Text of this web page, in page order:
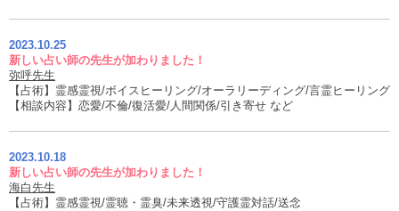
2023.10.25
新しい占い師の先生が加わりました！
弥呼先生
【占術】霊感霊視/ボイスヒーリング/オーラリーディング/言霊ヒーリング
【相談内容】恋愛/不倫/復活愛/人間関係/引き寄せ など
2023.10.18
新しい占い師の先生が加わりました！
海白先生
【占術】霊感霊視/霊聴・霊臭/未来透視/守護霊対話/送念